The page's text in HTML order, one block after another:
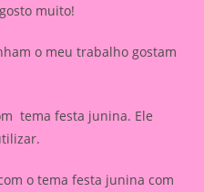
muito!
o meu trabalho gostam
tema festa junina. Ele
o tema festa junina com